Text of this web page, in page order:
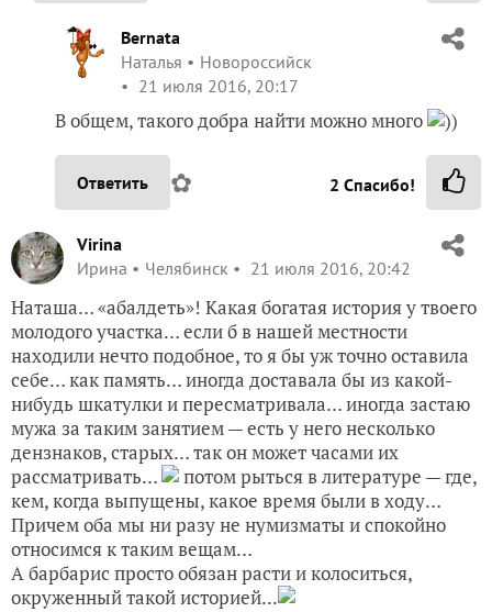
Bernata
Наталья
Новороссийск
21 июля 2016, 20:17
В общем, такого добра найти можно много ))
Ответить ✿ 2 Спасибо!
Virina
Ирина
Челябинск 21 июля 2016, 20:42
Наташа… «абалдеть»! Какая богатая история у твоего
молодого участка… если б в нашей местности
находили нечто подобное, то я бы уж точно оставила
себе… как память… иногда доставала бы из какой-
нибудь шкатулки и пересматривала… иногда застаю
мужа за таким занятием — есть у него несколько
дензнаков, старых… так он может часами их
рассматривать…
потом рыться в литературе — где,
кем, когда выпущены, какое время были в ходу…
Причем оба мы ни разу не нумизматы и спокойно
относимся к таким вещам…
А барбарис просто обязан расти и колоситься,
окруженный такой историей...